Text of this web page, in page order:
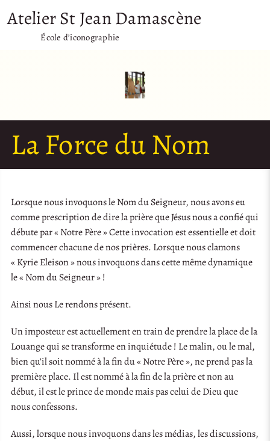
Atelier St Jean Damascène
École d’iconographie
La Force du Nom
Lorsque nous invoquons le Nom du Seigneur, nous avons eu
comme prescription de dire la prière que Jésus nous a confié qui
débute par « Notre Père » Cette invocation est essentielle et doit
commencer chacune de nos prières. Lorsque nous clamons
« Kyrie Eleison » nous invoquons dans cette même dynamique
le « Nom du Seigneur » !
Ainsi nous Le rendons présent.
Un imposteur est actuellement en train de prendre la place de la
Louange qui se transforme en inquiétude ! Le malin, ou le mal,
bien qu’il soit nommé à la fin du « Notre Père », ne prend pas la
première place. Il est nommé à la fin de la prière et non au
début, il est le prince de monde mais pas celui de Dieu que
nous confessons.
Aussi, lorsque nous invoquons dans les médias, les discussions,